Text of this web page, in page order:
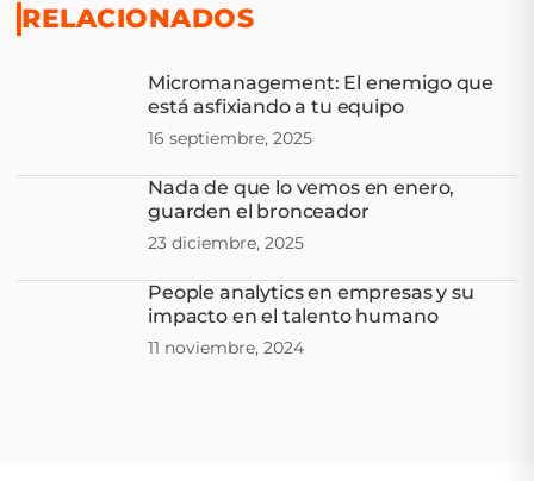
RELACIONADOS
Micromanagement: El enemigo que
está asfixiando a tu equipo
16 septiembre, 2025
Nada de que lo vemos en enero,
guarden el bronceador
23 diciembre, 2025
People analytics en empresas y su
impacto en el talento humano
11 noviembre, 2024